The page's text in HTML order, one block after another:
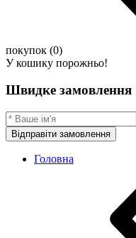
покупок (0)
У кошику порожньо!
Швидке замовлення
Відправіти замовлення
Головна